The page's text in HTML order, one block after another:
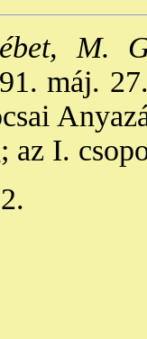
M.
máj.
az I.